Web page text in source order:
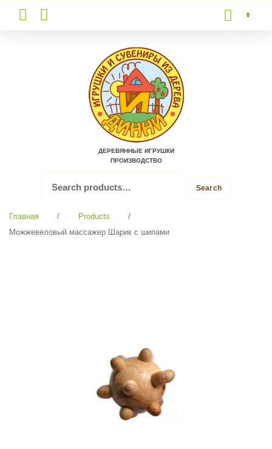
to
content
0
ДЕРЕВЯННЫЕ ИГРУШКИ
ПРОИЗВОДСТВО
for:
Search
Главная / Products
/
Можжевеловый массажер Шарик с шипами